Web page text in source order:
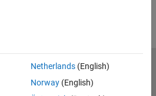
Netherlands(English)
Norway(English)
Marcas comerciales
Antipiratería
Estado de las aplicaciones